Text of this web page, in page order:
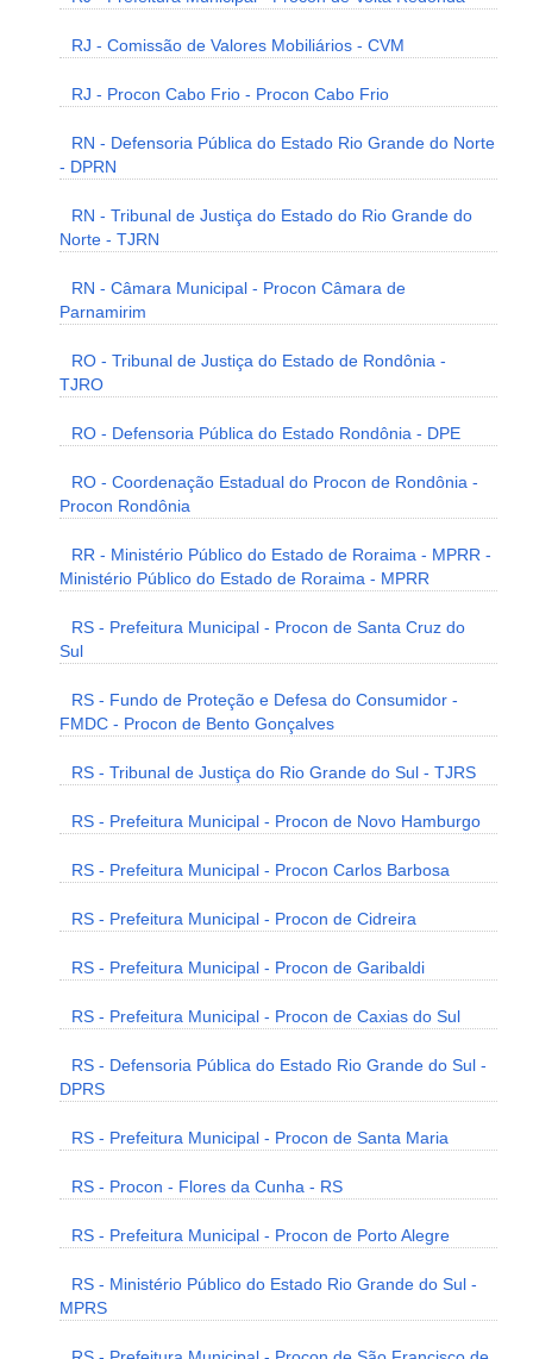
RJ - Comissão de Valores Mobiliários - CVM
RJ - Procon Cabo Frio - Procon Cabo Frio
RN - Defensoria Pública do Estado Rio Grande do Norte
- DPRN
RN - Tribunal de Justiça do Estado do Rio Grande do
Norte - TJRN
RN - Câmara Municipal - Procon Câmara de
Parnamirim
RO - Tribunal de Justiça do Estado de Rondônia -
TJRO
RO - Defensoria Pública do Estado Rondônia - DPE
RO - Coordenação Estadual do Procon de Rondônia -
Procon Rondônia
RR - Ministério Público do Estado de Roraima - MPRR -
Ministério Público do Estado de Roraima - MPRR
RS - Prefeitura Municipal - Procon de Santa Cruz do
Sul
RS - Fundo de Proteção e Defesa do Consumidor -
FMDC - Procon de Bento Gonçalves
RS - Tribunal de Justiça do Rio Grande do Sul - TJRS
RS - Prefeitura Municipal - Procon de Novo Hamburgo
RS - Prefeitura Municipal - Procon Carlos Barbosa
RS - Prefeitura Municipal - Procon de Cidreira
RS - Prefeitura Municipal - Procon de Garibaldi
RS - Prefeitura Municipal - Procon de Caxias do Sul
RS - Defensoria Pública do Estado Rio Grande do Sul -
DPRS
RS - Prefeitura Municipal - Procon de Santa Maria
RS - Procon - Flores da Cunha - RS
RS - Prefeitura Municipal - Procon de Porto Alegre
RS - Ministério Público do Estado Rio Grande do Sul -
MPRS